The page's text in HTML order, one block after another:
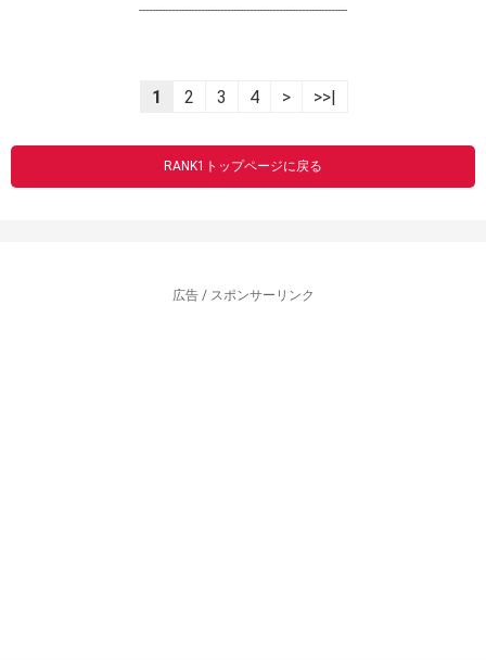
----------------------------------------------------------------
1 2 3 4 > >>|
RANK1トップページに戻る
広告 / スポンサーリンク